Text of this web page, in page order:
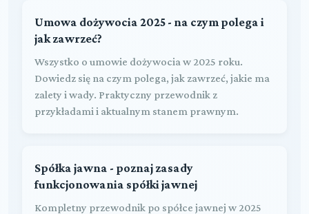
Umowa dożywocia 2025 - na czym polega i
jak zawrzeć?
Wszystko o umowie dożywocia w 2025 roku.
Dowiedz się na czym polega, jak zawrzeć, jakie ma
zalety i wady. Praktyczny przewodnik z
przykładami i aktualnym stanem prawnym.
Spółka jawna - poznaj zasady
funkcjonowania spółki jawnej
Kompletny przewodnik po spółce jawnej w 2025